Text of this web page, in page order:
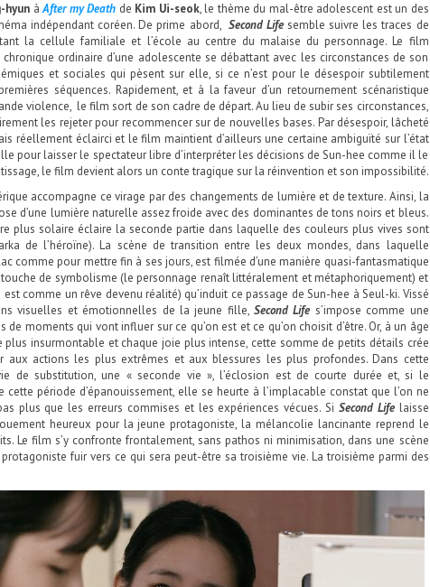
hyun àAfter my Death de Kim Ui-seok, le thème du mal-être adolescent est un des
indépendant coréen. De prime abord, Second Lifesemble suivre les traces de
la cellule familiale et l’école au centre du malaise du personnage. Le film
ordinaire d’une adolescente se débattant avec les circonstances de son
et sociales qui pèsent sur elle, si ce n’est pour le désespoir subtilement
séquences. Rapidement, et à la faveur d’un retournement scénaristique
violence, le film sort de son cadre de départ. Au lieu de subir ses circonstances,
les rejeter pour recommencer sur de nouvelles bases. Par désespoir, lâcheté
réellement éclairci et le film maintient d’ailleurs une certaine ambiguïté sur l’état
pour laisser le spectateur libre d’interpréter les décisions de Sun-hee comme il le
le film devient alors un conte tragique sur la réinvention et son impossibilité.
accompagne ce virage par des changements de lumière et de texture. Ainsi, la
d’une lumière naturelle assez froide avec des dominantes de tons noirs et bleus.
plus solaire éclaire la seconde partie dans laquelle des couleurs plus vives sont
de l’héroïne). La scène de transition entre les deux mondes, dans laquelle
comme pour mettre fin à ses jours, est filmée d’une manière quasi-fantasmatique
de symbolisme (le personnage renaît littéralement et métaphoriquement) et
comme un rêve devenu réalité) qu’induit ce passage de Sun-hee à Seul-ki. Vissé
visuelles et émotionnelles de la jeune fille, Second Life s’impose comme une
de moments qui vont influer sur ce qu’on est et ce qu’on choisit d’être. Or, à un âge
insurmontable et chaque joie plus intense, cette somme de petits détails crée
aux actions les plus extrêmes et aux blessures les plus profondes. Dans cette
de substitution, une « seconde vie », l’éclosion est de courte durée et, si le
cette période d’épanouissement, elle se heurte à l’implacable constat que l’on ne
plus que les erreurs commises et les expériences vécues. Si Second Lifelaisse
heureux pour la jeune protagoniste, la mélancolie lancinante reprend le
Le film s’y confronte frontalement, sans pathos ni minimisation, dans une scène
fuir vers ce qui sera peut-être sa troisième vie. La troisième parmi des